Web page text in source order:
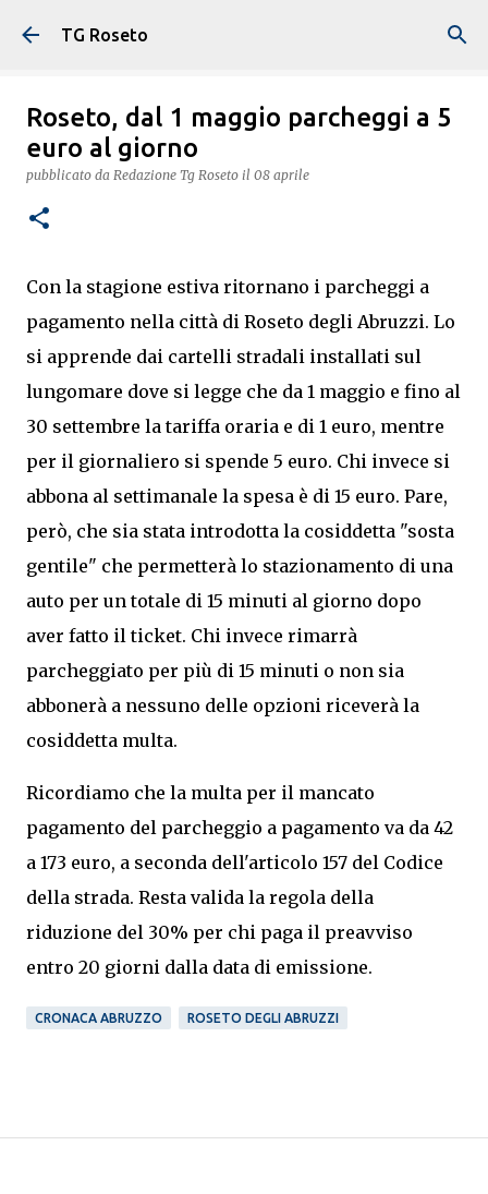
Passa ai contenuti principali
TG Roseto
Roseto, dal 1 maggio parcheggi a 5
euro al giorno
pubblicato da Redazione Tg Roseto il 08 aprile
Con la stagione estiva ritornano i parcheggi a
pagamento nella città di Roseto degli Abruzzi. Lo
si apprende dai cartelli stradali installati sul
lungomare dove si legge che da 1 maggio e fino al
30 settembre la tariffa oraria e di 1 euro, mentre
per il giornaliero si spende 5 euro. Chi invece si
abbona al settimanale la spesa è di 15 euro. Pare,
però, che sia stata introdotta la cosiddetta "sosta
gentile" che permetterà lo stazionamento di una
auto per un totale di 15 minuti al giorno dopo
aver fatto il ticket. Chi invece rimarrà
parcheggiato per più di 15 minuti o non sia
abbonerà a nessuno delle opzioni riceverà la
cosiddetta multa.
Ricordiamo che la multa per il mancato
pagamento del parcheggio a pagamento va da 42
a 173 euro, a seconda dell'articolo 157 del Codice
della strada. Resta valida la regola della
riduzione del 30% per chi paga il preavviso
entro 20 giorni dalla data di emissione.
CRONACA ABRUZZO ROSETO DEGLI ABRUZZI